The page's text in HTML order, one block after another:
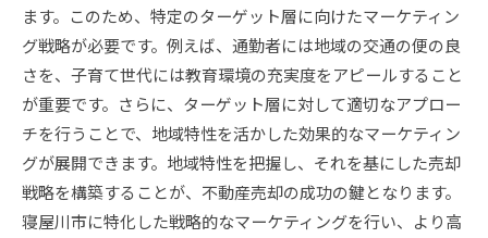
ます。このため、特定のターゲット層に向けたマーケティン
グ戦略が必要です。例えば、通勤者には地域の交通の便の良
さを、子育て世代には教育環境の充実度をアピールすること
が重要です。さらに、ターゲット層に対して適切なアプロー
チを行うことで、地域特性を活かした効果的なマーケティン
グが展開できます。地域特性を把握し、それを基にした売却
戦略を構築することが、不動産売却の成功の鍵となります。
寝屋川市に特化した戦略的なマーケティングを行い、より高